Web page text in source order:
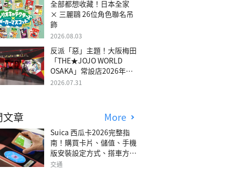
全部都想收藏！日本全家
× 三麗鷗 26位角色聯名吊
飾
2026.08.03
反派「惡」主題！大阪梅田
「THE★JOJO WORLD
OSAKA」常設店2026年冬
季開幕
2026.07.31
章 More
Suica 西瓜卡2026完整指
南！購買卡片、儲值、手機
版安裝設定方式、搭車方
法、常見問題解答！
交通